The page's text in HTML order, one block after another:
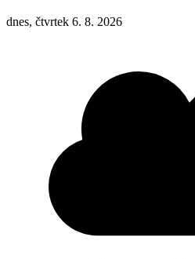
dnes, čtvrtek 6. 8. 2026